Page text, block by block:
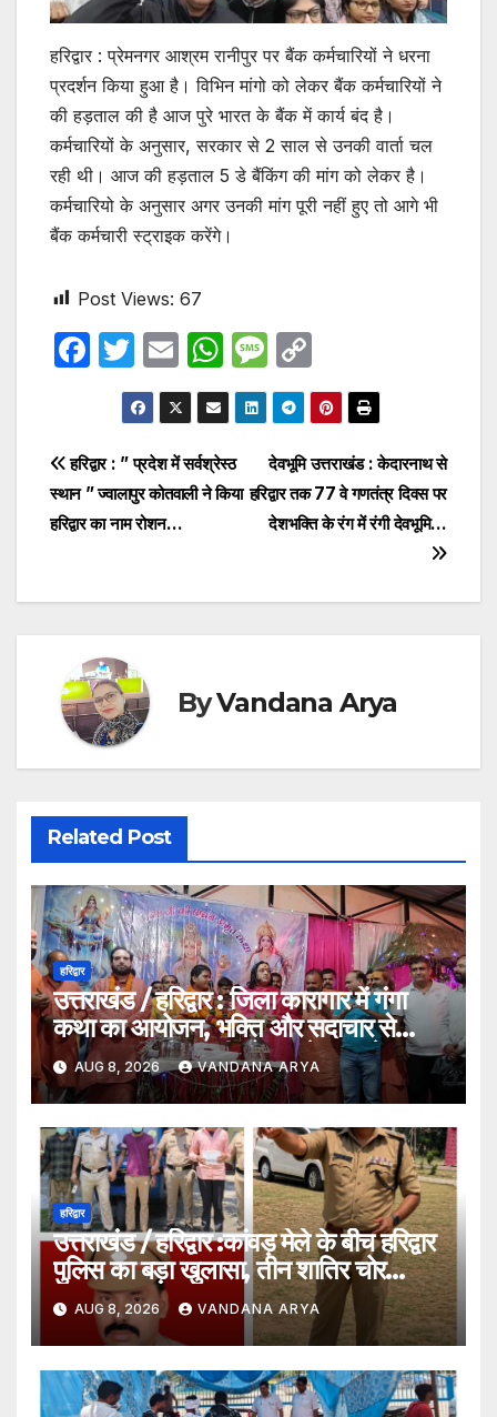
हरिद्वार : प्रेमनगर आश्रम रानीपुर पर बैंक कर्मचारियों ने धरना
प्रदर्शन किया हुआ है। विभिन मांगो को लेकर बैंक कर्मचारियों ने
की हड़ताल की है आज पुरे भारत के बैंक में कार्य बंद है।
कर्मचारियों के अनुसार, सरकार से 2 साल से उनकी वार्ता चल
रही थी। आज की हड़ताल 5 डे बैंकिंग की मांग को लेकर है।
कर्मचारियो के अनुसार अगर उनकी मांग पूरी नहीं हुए तो आगे भी
बैंक कर्मचारी स्ट्राइक करेंगे।
Post Views: 67
F
e
b
o
k
T
w
itt
er
E
m
ail
W
h
at
s
A
M
e
s
s
a
g
o
p
y
Li
n
Post
navigation
देवभूमि उत्तराखंड : केदारनाथ से
हरिद्वार तक 77 वे गणतंत्र दिवस पर
देशभक्ति के रंग में रंगी देवभूमि…
हरिद्वार : ” प्रदेश में सर्वश्रेस्ठ
स्थान ” ज्वालापुर कोतवाली ने किया
हरिद्वार का नाम रोशन…
ByVandana Arya
Related Post
हरिद्वार
उत्तराखंड / हरिद्वार : जिला कारागार में गंगा
कथा का आयोजन, भक्ति और सदाचार से
सकारात्मक जीवन की ओर बढ़ने का संदेश…
AUG 8, 2026 VANDANA ARYA
हरिद्वार
उत्तराखंड / हरिद्वार :कांवड़ मेले के बीच हरिद्वार
पुलिस का बड़ा खुलासा, तीन शातिर चोर
गिरफ्तार…
AUG 8, 2026 VANDANA ARYA